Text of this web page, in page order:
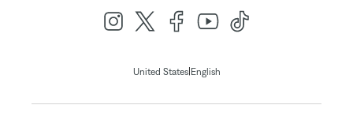
United States| English